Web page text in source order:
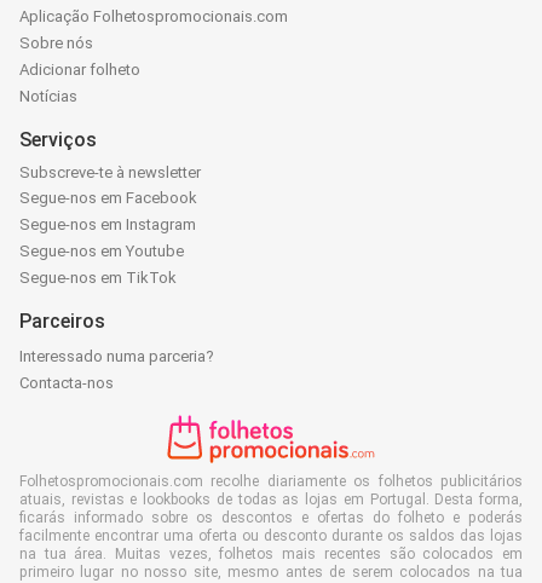
Aplicação Folhetospromocionais.com
Sobre nós
Adicionar folheto
Notícias
Serviços
Subscreve-te à newsletter
Segue-nos em Facebook
Segue-nos em Instagram
Segue-nos em Youtube
Segue-nos em TikTok
Parceiros
Interessado numa parceria?
Contacta-nos
Folhetospromocionais.com recolhe diariamente os folhetos publicitários
atuais, revistas e lookbooks de todas as lojas em Portugal. Desta forma,
ficarás informado sobre os descontos e ofertas do folheto e poderás
facilmente encontrar uma oferta ou desconto durante os saldos das lojas
na tua área. Muitas vezes, folhetos mais recentes são colocados em
primeiro lugar no nosso site, mesmo antes de serem colocados na tua